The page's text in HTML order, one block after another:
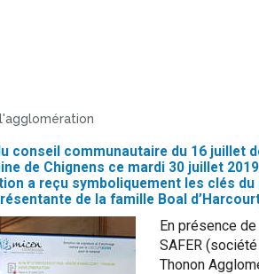
conseil communautaire du 16 juillet
de Chignens ce mardi 30 juillet
a reçu symboliquement les clés
de la famille Boal
En présence
SAFER
Thonon